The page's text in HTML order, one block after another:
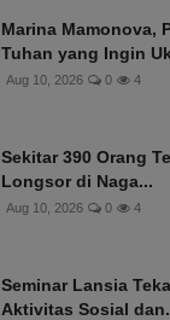
Marina Mamonova,
Tuhan yang Ingin
Aug 10, 2026 0 4
Sekitar 390 Orang
Longsor di Naga...
Aug 10, 2026 0 4
Seminar Lansia
Aktivitas Sosial